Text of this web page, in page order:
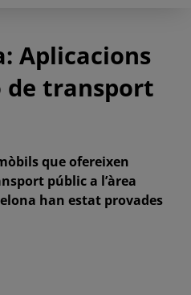
Aplicacions
de transport
que ofereixen
públic a l’àrea
han estat provades